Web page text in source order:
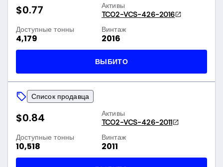
$0.77
Активы
TCO2-VCS-426-2016
Доступные тонны
4,179
Винтаж
2016
ВЫБИТО
Список продавца
$0.84
Активы
TCO2-VCS-426-2011
Доступные тонны
10,518
Винтаж
2011